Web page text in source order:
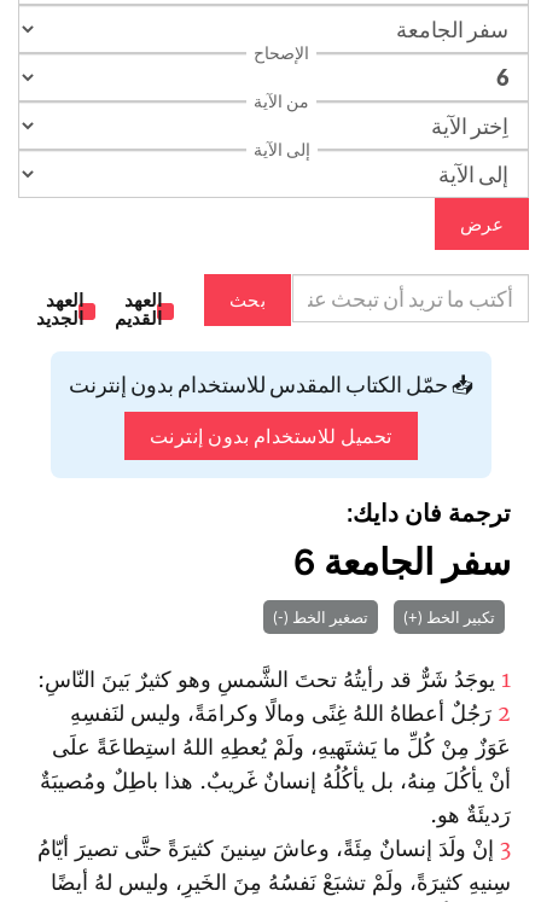
الإصحاح
من الآية
إلى الآية
عرض
بحث
العهد
القديم
العهد
الجديد
📥 حمّل الكتاب المقدس للاستخدام بدون إنترنت
تحميل للاستخدام بدون إنترنت
ترجمة فان دايك:
سفر الجامعة 6
تكبير الخط (+) تصغير الخط (-)
1 يوجَدُ شَرٌّ قد رأيتُهُ تحتَ الشَّمسِ وهو كثيرٌ بَينَ النّاسِ:
2 رَجُلٌ أعطاهُ اللهُ غِنًى ومالًا وكرامَةً، وليس لنَفسِهِ
عَوَزٌ مِنْ كُلِّ ما يَشتَهيهِ، ولَمْ يُعطِهِ اللهُ استِطاعَةً علَى
أنْ يأكُلَ مِنهُ، بل يأكُلُهُ إنسانٌ غَريبٌ. هذا باطِلٌ ومُصيبَةٌ
رَديئَةٌ هو.
3 إنْ ولَدَ إنسانٌ مِئَةً، وعاشَ سِنينَ كثيرَةً حتَّى تصيرَ أيّامُ
سِنيهِ كثيرَةً، ولَمْ تشبَعْ نَفسُهُ مِنَ الخَيرِ، وليس لهُ أيضًا